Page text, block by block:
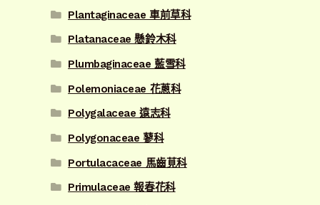
Plantaginaceae 車前草科
Platanaceae 懸鈴木科
Plumbaginaceae 藍雪科
Polemoniaceae 花蔥科
Polygalaceae 遠志科
Polygonaceae 蓼科
Portulacaceae 馬齒莧科
Primulaceae 報春花科